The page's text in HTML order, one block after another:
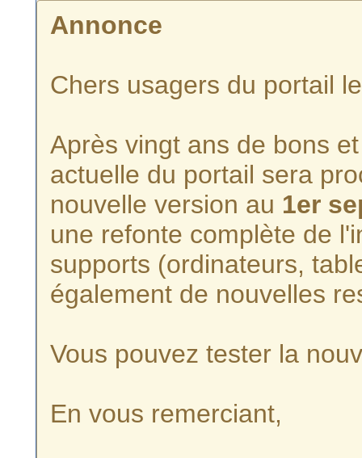
Annonce
Chers usagers du portail
Après vingt ans de bons
actuelle du portail sera
nouvelle version au 1er
une refonte complète de
supports (ordinateurs,
également de nouvelles
Vous pouvez tester la
En vous remerciant,